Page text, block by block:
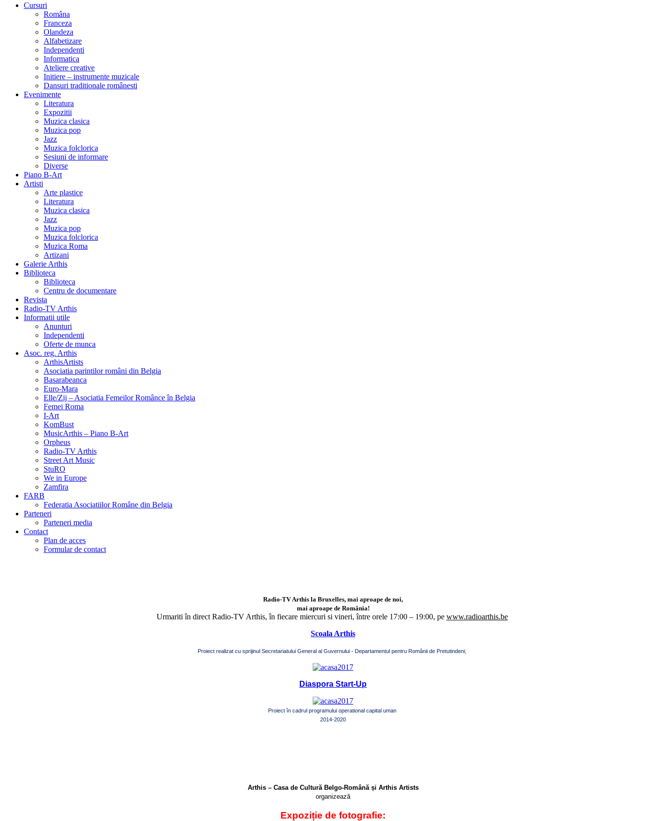
Cursuri
Româna
Franceza
Olandeza
Alfabetizare
Independenti
Informatica
Ateliere creative
Initiere – instrumente muzicale
Dansuri traditionale românesti
Evenimente
Literatura
Expozitii
Muzica clasica
Muzica pop
Jazz
Muzica folclorica
Sesiuni de informare
Diverse
Piano B-Art
Artisti
Arte plastice
Literatura
Muzica clasica
Jazz
Muzica pop
Muzica folclorica
Muzica Roma
Artizani
Galerie Arthis
Biblioteca
Biblioteca
Centru de documentare
Revista
Radio-TV Arthis
Informatii utile
Anunturi
Independenti
Oferte de munca
Asoc. reg. Arthis
ArthisArtists
Asociatia parintilor români din Belgia
Basarabeanca
Euro-Mara
Elle/Zij – Asociatia Femeilor Românce în Belgia
Femei Roma
I-Art
KomBust
MusicArthis – Piano B-Art
Orpheus
Radio-TV Arthis
Street Art Music
StuRO
We in Europe
Zamfira
FARB
Federatia Asociatiilor Române din Belgia
Parteneri
Parteneri media
Contact
Plan de acces
Formular de contact
Radio-TV Arthis la Bruxelles, mai aproape de noi,
mai aproape de România!
Urmariti în direct Radio-TV Arthis, în fiecare miercuri si vineri, între orele 17:00 – 19:00, pe www.radioarthis.be
Scoala Arthis
Proiect realizat cu sprijinul Secretariatului General al Guvernului - Departamentul pentru Românii de Pretutindeni;
Diaspora Start-Up
Proiect în cadrul programului operational capital uman
2014-2020
Arthis – Casa de Cultură Belgo-Română și Arthis Artists
organizează
Expoziție de fotografie: